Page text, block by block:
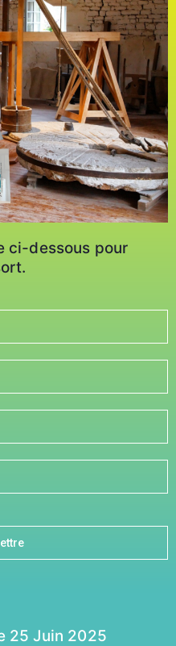
ci-dessous pour
25 Juin 2025